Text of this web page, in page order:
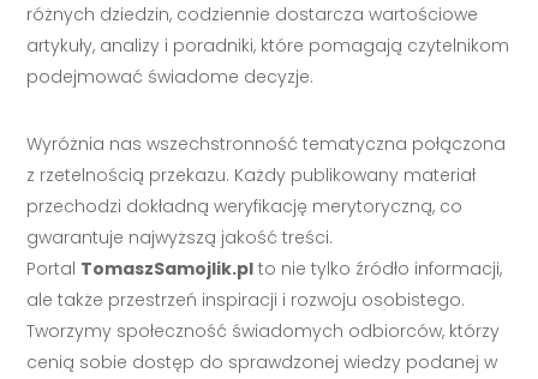
różnych dziedzin, codziennie dostarcza wartościowe
artykuły, analizy i poradniki, które pomagają czytelnikom
podejmować świadome decyzje.
Wyróżnia nas wszechstronność tematyczna połączona
z rzetelnością przekazu. Każdy publikowany materiał
przechodzi dokładną weryfikację merytoryczną, co
gwarantuje najwyższą jakość treści.
Portal TomaszSamojlik.pl to nie tylko źródło informacji,
ale także przestrzeń inspiracji i rozwoju osobistego.
Tworzymy społeczność świadomych odbiorców, którzy
cenią sobie dostęp do sprawdzonej wiedzy podanej w